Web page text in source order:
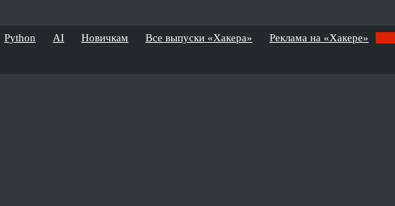
Python AI Новичкам Все выпуски «Хакера» Реклама на «Хакере»